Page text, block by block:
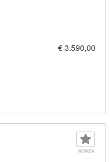
€ 3.590,00
MERKEN